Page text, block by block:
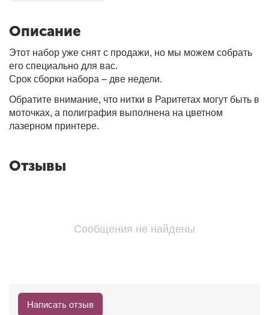
Описание
Этот набор уже снят с продажи, но мы можем собрать
его специально для вас.
Срок сборки набора – две недели.
Обратите внимание, что нитки в Раритетах могут быть в
моточках, а полиграфия выполнена на цветном
лазерном принтере.
Отзывы
Сообщения не найдены
Написать отзыв